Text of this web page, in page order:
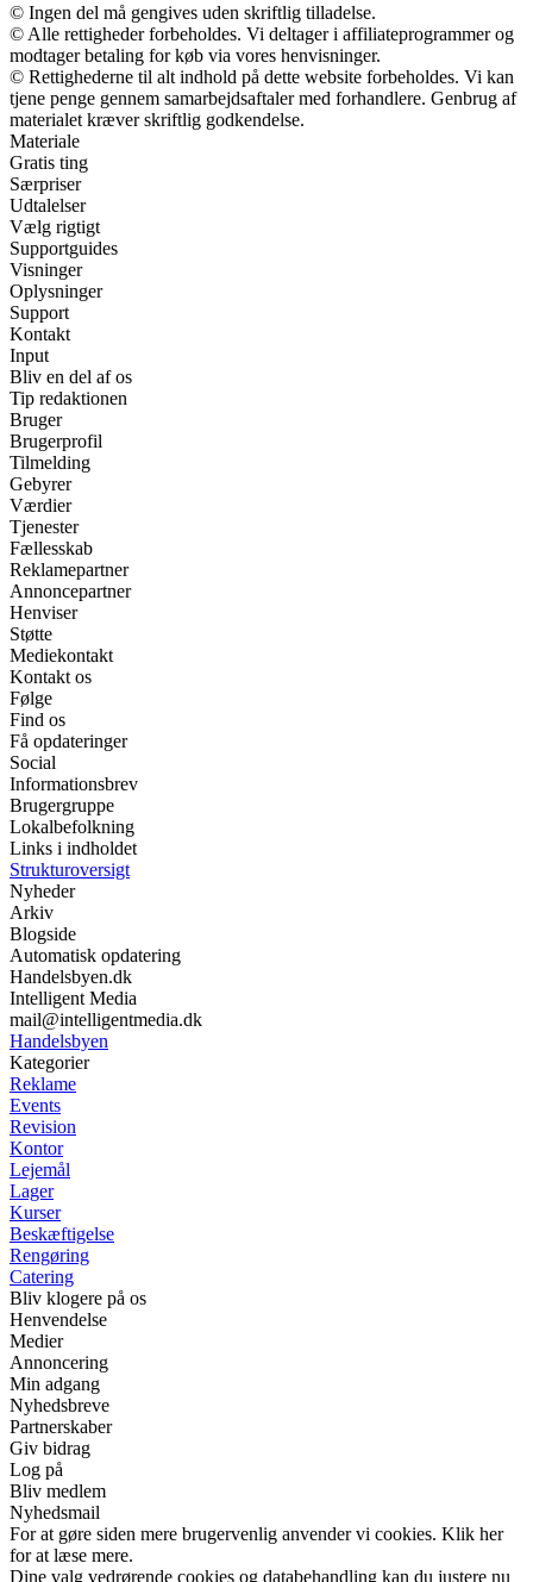
© Ingen del må gengives uden skriftlig tilladelse.
© Alle rettigheder forbeholdes. Vi deltager i affiliateprogrammer og
modtager betaling for køb via vores henvisninger.
© Rettighederne til alt indhold på dette website forbeholdes. Vi kan
tjene penge gennem samarbejdsaftaler med forhandlere. Genbrug af
materialet kræver skriftlig godkendelse.
Materiale
Gratis ting
Særpriser
Udtalelser
Vælg rigtigt
Supportguides
Visninger
Oplysninger
Support
Kontakt
Input
Bliv en del af os
Tip redaktionen
Bruger
Brugerprofil
Tilmelding
Gebyrer
Værdier
Tjenester
Fællesskab
Reklamepartner
Annoncepartner
Henviser
Støtte
Mediekontakt
Kontakt os
Følge
Find os
Få opdateringer
Social
Informationsbrev
Brugergruppe
Lokalbefolkning
Links i indholdet
Strukturoversigt
Nyheder
Arkiv
Blogside
Automatisk opdatering
Handelsbyen.dk
Intelligent Media
mail@intelligentmedia.dk
Handelsbyen
Kategorier
Reklame
Events
Revision
Kontor
Lejemål
Lager
Kurser
Beskæftigelse
Rengøring
Catering
Bliv klogere på os
Henvendelse
Medier
Annoncering
Min adgang
Nyhedsbreve
Partnerskaber
Giv bidrag
Log på
Bliv medlem
Nyhedsmail
For at gøre siden mere brugervenlig anvender vi cookies. Klik her
for at læse mere.
Dine valg vedrørende cookies og databehandling kan du justere nu